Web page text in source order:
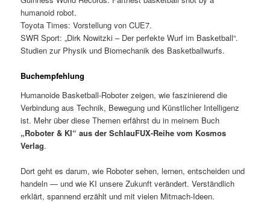
humanoid robot.
Toyota Times: Vorstellung von CUE7.
SWR Sport: „Dirk Nowitzki – Der perfekte Wurf im Basketball“.
Studien zur Physik und Biomechanik des Basketballwurfs.
Buchempfehlung
Humanoide Basketball-Roboter zeigen, wie faszinierend die
Verbindung aus Technik, Bewegung und Künstlicher Intelligenz
ist. Mehr über diese Themen erfährst du in meinem Buch
„Roboter & KI“ aus der SchlauFUX-Reihe vom Kosmos
Verlag.
Dort geht es darum, wie Roboter sehen, lernen, entscheiden und
handeln — und wie KI unsere Zukunft verändert. Verständlich
erklärt, spannend erzählt und mit vielen Mitmach-Ideen.